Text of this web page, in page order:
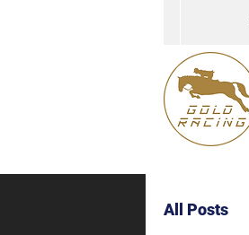
All Posts